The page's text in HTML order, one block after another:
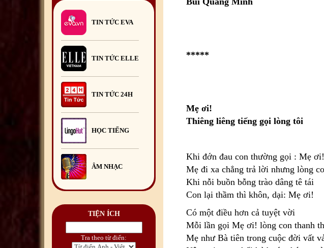
2026 13
Khai giảng Lớp học hè tiếng
Việt 2026
Hội Doanh nghiệp Việt Nam
tại Romania tổ chức Chương
trình Giao lưu mở.
23/06/2026
TIN TỨC EVA
TIN TỨC ELLE
TIN TỨC 24H
HỌC TIẾNG
ÂM NHẠC
TIỆN ÍCH
Tra theo từ điển:
*****
Mẹ ơi!
Thiêng liêng tiếng gọi lòng tôi
Khi đớn đau con thường gọi : Mẹ ơi!
Mẹ đi xa chẳng trả lời nhưng lòng
Khi nỗi buồn bỗng trào dâng tê tái
Con lại thầm thì khôn, dại: Mẹ ơi!
Có một điều hơn cả tuyệt vời
Mỗi lần gọi Mẹ ơi! lòng con thanh
Mẹ như Bà tiên trong cuộc đời vất